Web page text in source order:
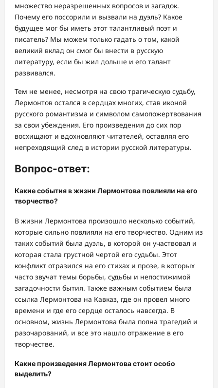
множество неразрешенных вопросов и загадок.
Почему его поссорили и вызвали на дуэль? Какое
будущее мог бы иметь этот талантливый поэт и
писатель? Мы можем только гадать о том, какой
великий вклад он смог бы внести в русскую
литературу, если бы жил дольше и его талант
развивался.
Тем не менее, несмотря на свою трагическую судьбу,
Лермонтов остался в сердцах многих, став иконой
русского романтизма и символом самопожертвования
за свои убеждения. Его произведения до сих пор
восхищают и вдохновляют читателей, оставляя его
непреходящий след в истории русской литературы.
Вопрос-ответ:
Какие события в жизни Лермонтова повлияли на его
творчество?
В жизни Лермонтова произошло несколько событий,
которые сильно повлияли на его творчество. Одним из
таких событий была дуэль, в которой он участвовал и
которая стала грустной чертой его судьбы. Этот
конфликт отразился на его стихах и прозе, в которых
часто звучат темы борьбы, судьбы и непостижимой
загадочности бытия. Также важным событием была
ссылка Лермонтова на Кавказ, где он провел много
времени и где его сердце осталось навсегда. В
основном, жизнь Лермонтова была полна трагедий и
разочарований, и все это нашло отражение в его
творчестве.
Какие произведения Лермонтова стоит особо
выделить?